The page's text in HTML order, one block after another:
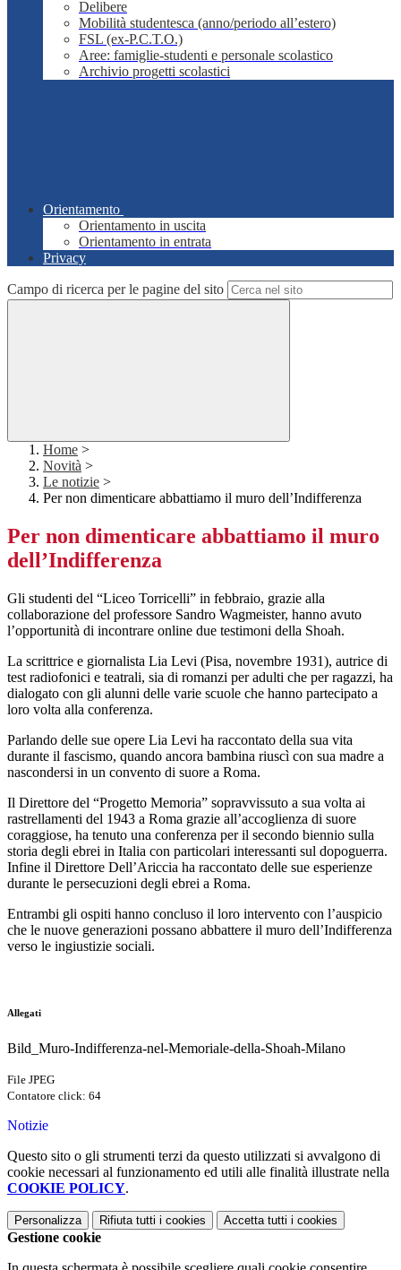
Delibere
Mobilità studentesca (anno/periodo all’estero)
FSL (ex-P.C.T.O.)
Aree: famiglie-studenti e personale scolastico
Archivio progetti scolastici
Orientamento
Orientamento in uscita
Orientamento in entrata
Privacy
Campo di ricerca per le pagine del sito
Home >
Novità >
Le notizie >
Per non dimenticare abbattiamo il muro dell’Indifferenza
Per non dimenticare abbattiamo il muro
dell’Indifferenza
Gli studenti del “Liceo Torricelli” in febbraio, grazie alla
collaborazione del professore Sandro Wagmeister, hanno avuto
l’opportunità di incontrare online due testimoni della Shoah.
La scrittrice e giornalista Lia Levi (Pisa, novembre 1931), autrice di
test radiofonici e teatrali, sia di romanzi per adulti che per ragazzi, ha
dialogato con gli alunni delle varie scuole che hanno partecipato a
loro volta alla conferenza.
Parlando delle sue opere Lia Levi ha raccontato della sua vita
durante il fascismo, quando ancora bambina riuscì con sua madre a
nascondersi in un convento di suore a Roma.
Il Direttore del “Progetto Memoria” sopravvissuto a sua volta ai
rastrellamenti del 1943 a Roma grazie all’accoglienza di suore
coraggiose, ha tenuto una conferenza per il secondo biennio sulla
storia degli ebrei in Italia con particolari interessanti sul dopoguerra.
Infine il Direttore Dell’Ariccia ha raccontato delle sue esperienze
durante le persecuzioni degli ebrei a Roma.
Entrambi gli ospiti hanno concluso il loro intervento con l’auspicio
che le nuove generazioni possano abbattere il muro dell’Indifferenza
verso le ingiustizie sociali.
Allegati
Bild_Muro-Indifferenza-nel-Memoriale-della-Shoah-Milano
File JPEG
Contatore click: 64
Notizie
Questo sito o gli strumenti terzi da questo utilizzati si avvalgono di
cookie necessari al funzionamento ed utili alle finalità illustrate nella
COOKIE POLICY.
Personalizza Rifiuta tutti i cookies Accetta tutti i cookies
Gestione cookie